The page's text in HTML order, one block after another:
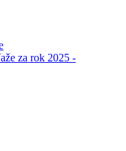
za rok 2025 -